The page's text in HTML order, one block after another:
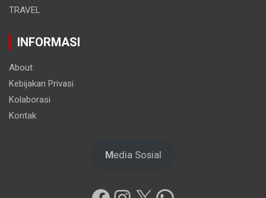
TRAVEL
INFORMASI
About
Kebijakan Privasi
Kolaborasi
Kontak
Media Sosial